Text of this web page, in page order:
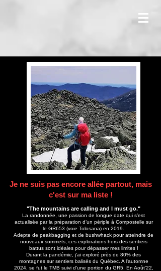
Je ne suis pas encore allée partout, mais
c'est sur ma liste !
"The mountains are calling and I must go."
La randonnée, une passion de longue date qui s’est
actualisée par la préparation d’un périple à Compostelle sur
le GR653 (voie Tolosana) en 2019.
Adepte de peakbagging et de bushwhack pour atteindre de
nouveaux sommets, ces explorations hors des sentiers
battus sont idéales pour dépasser mes limites !
Durant la pandémie, j'ai exploré près de 80% des
montagnes sur sentiers balisés du Québec. A l'automne
2024, se fut le TMB suivi d'une portion du GR5. En Août'22,